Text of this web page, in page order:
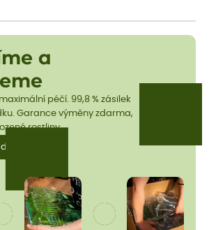
a
péčí. 99,8 % zásilek
Garance výměny zdarma,
rostliny.